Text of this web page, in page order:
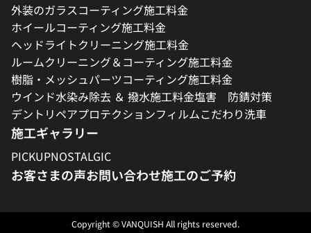
外装のガラスコーティング施工料金
ホイールコーティング施工料金
ヘッドライトクリーニング施工料金
ルームクリーニング＆コーティング施工料金
樹脂・メッシュパーツコーティング施工料金
ウインド水染み除去 ＆ 撥水施工料金塩害 防錆対策
デントリペアプロテクションフィルムこだわり洗車
施工ギャラリー
PICKUPNOSTALGIC
お客さまの声お問い合わせ施工のご予約
Copyright © VANQUISH All rights reserved.